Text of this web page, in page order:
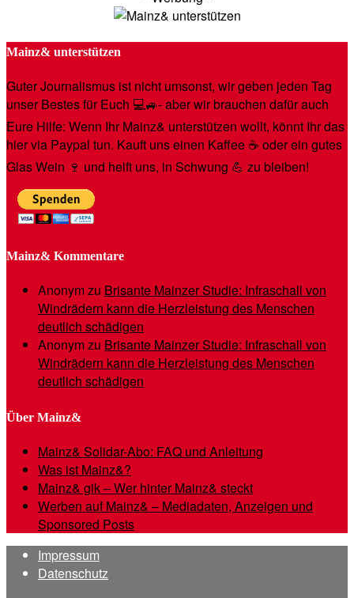
Mainz& unterstützen
Guter Journalismus ist nicht umsonst, wir geben jeden Tag
unser Bestes für Euch 💻🚙- aber wir brauchen dafür auch
Eure Hilfe: Wenn Ihr Mainz& unterstützen wollt, könnt Ihr das
hier via Paypal tun. Kauft uns einen Kaffee ☕️ oder ein gutes
Glas Wein 🍷 und helft uns, in Schwung 💪 zu bleiben!
Mainz& Kommentare
Anonymzu Brisante Mainzer Studie: Infraschall von
Windrädern kann die Herzleistung des Menschen
deutlich schädigen
Anonymzu Brisante Mainzer Studie: Infraschall von
Windrädern kann die Herzleistung des Menschen
deutlich schädigen
Über Mainz&
Mainz& Solidar-Abo: FAQ und Anleitung
Was ist Mainz&?
Mainz& gik – Wer hinter Mainz& steckt
Werben auf Mainz& – Mediadaten, Anzeigen und
Sponsored Posts
Impressum
Datenschutz